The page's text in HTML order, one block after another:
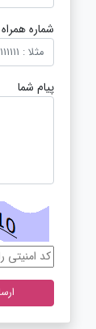
شماره همراه
پیام شما